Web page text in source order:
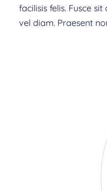
facilisis felis. Fusce
vel diam. Praesent